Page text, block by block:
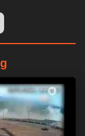
uns und unsere
detailliertere
ändern, bevor
Verarbeitung
für diese
ändern oder
Website